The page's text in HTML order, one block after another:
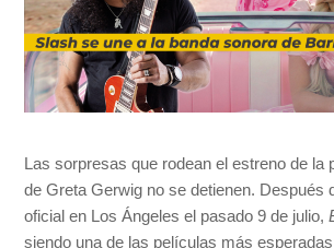
Las sorpresas que rodean el estreno de la
de Greta Gerwig no se detienen. Después
oficial en Los Ángeles el pasado 9 de julio,
siendo una de las películas más